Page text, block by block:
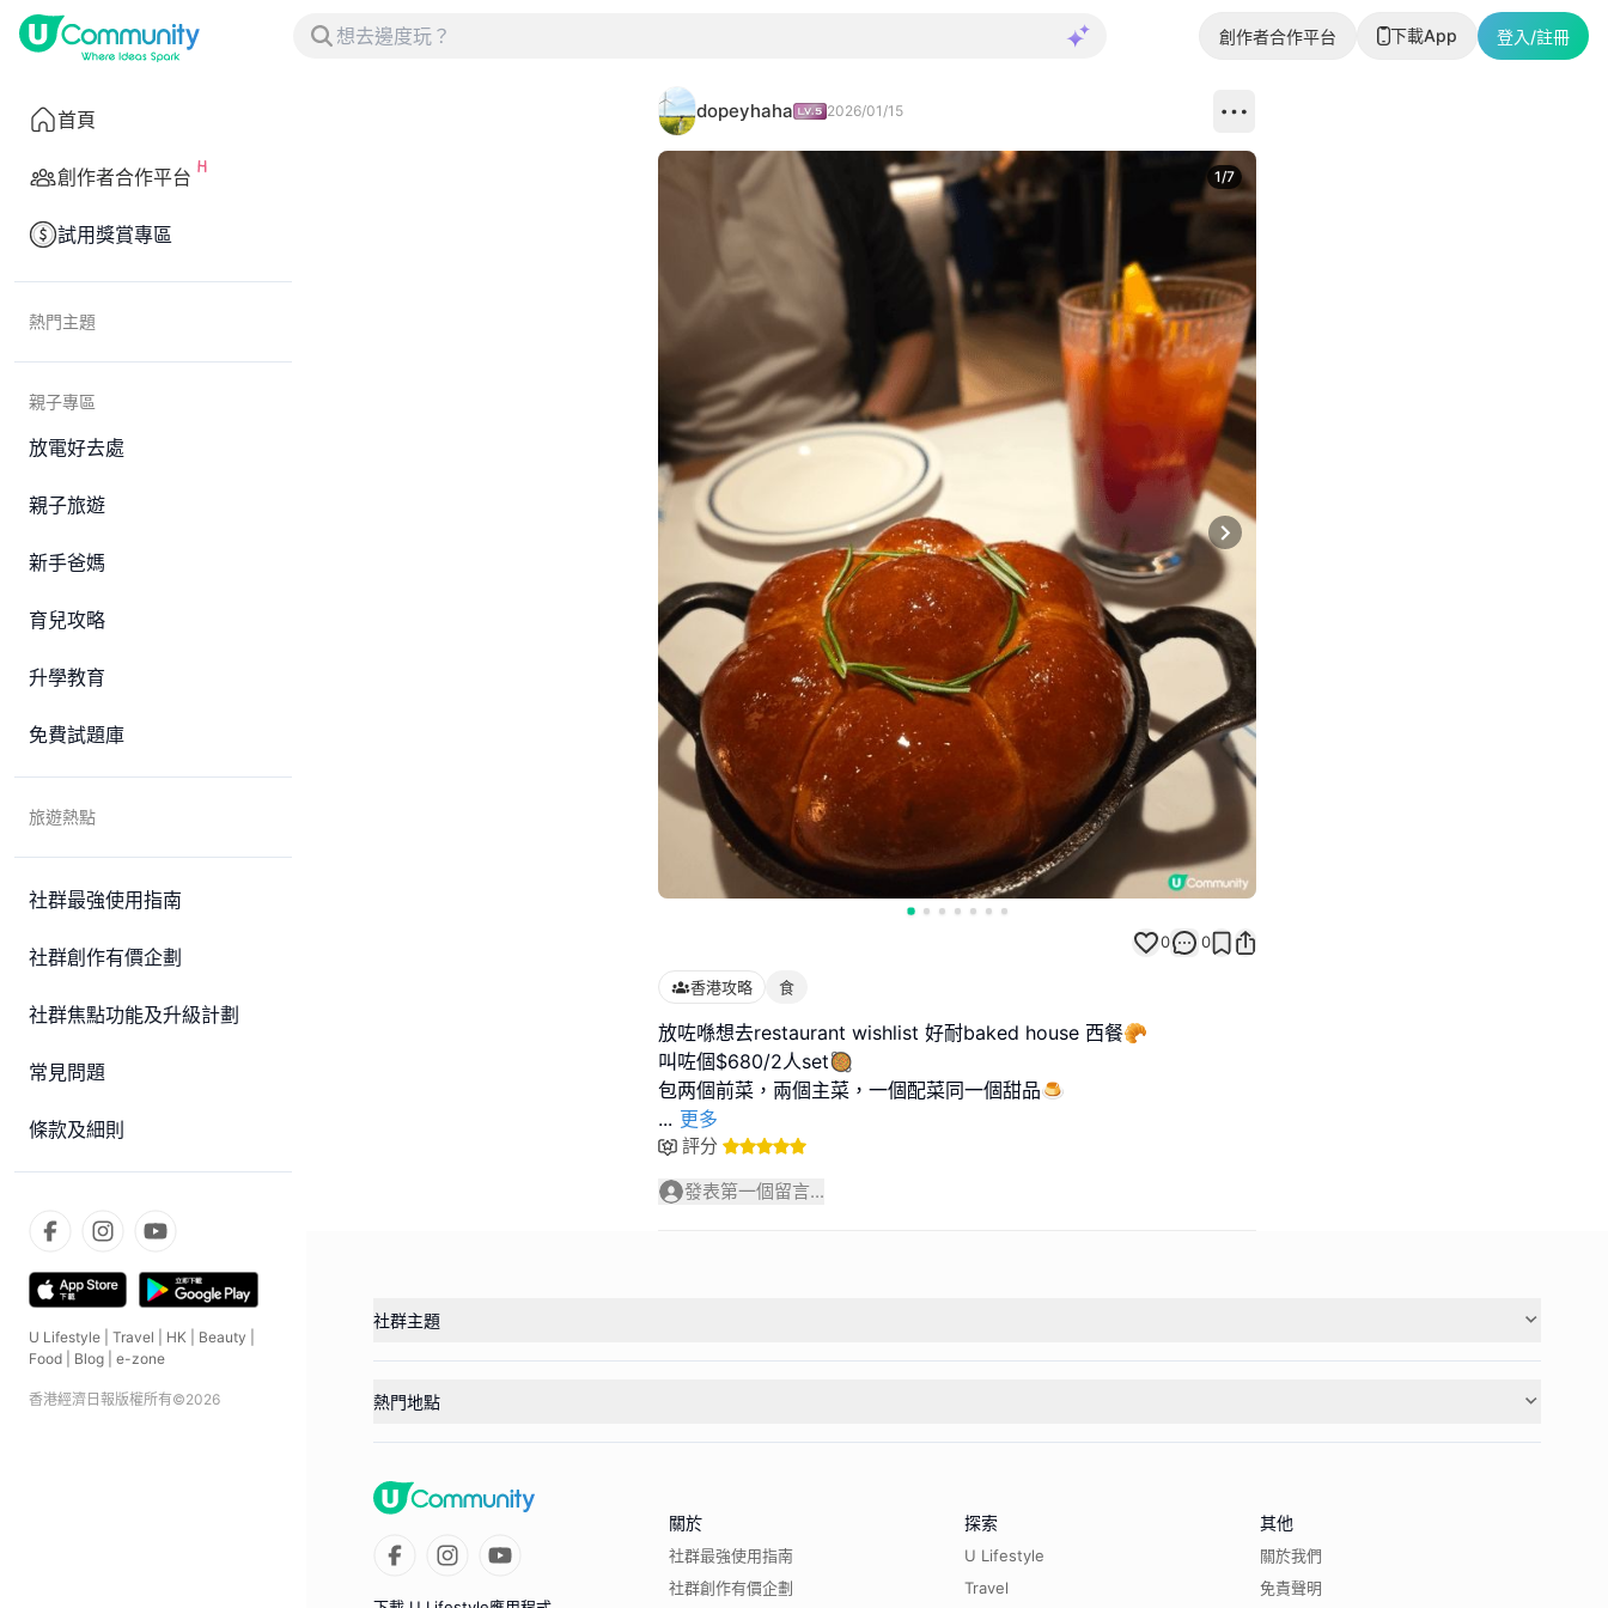
創作者合作平台 下載App 登入/註冊
首頁
創作者合作平台
試用獎賞專區
熱門主題
親子專區
放電好去處
親子旅遊
新手爸媽
育兒攻略
升學教育
免費試題庫
旅遊熱點
社群最強使用指南
社群創作有價企劃
社群焦點功能及升級計劃
常見問題
條款及細則
U Lifestyle Travel HK Beauty
Food
Blog e-zone
香港經濟日報版權所有©2026
dopeyhaha 2026/01/15
Next slide
1/7
0 0
香港攻略 食
放咗喺想去restaurant wishlist 好耐baked house 西餐🥐
叫咗個$680/2人set🥘
... 更多
評分
發表第一個留言...
社群主題
熱門地點
關於
社群最強使用指南
社群創作有價企劃
探索
U Lifestyle
Travel
其他
關於我們
免責聲明